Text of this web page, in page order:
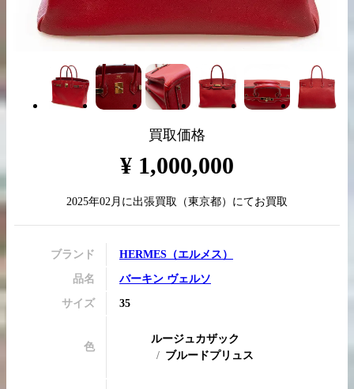
LINE査定
買取実績はこちらから
買取価格
¥ 1,000,000
2025年02月 に出張買取 （東京都）にてお買取
ブランド HERMES （エルメス ）
品名 バーキン ヴェルソ
サイズ 35
色
ルージュカザック
ブルードプリュス